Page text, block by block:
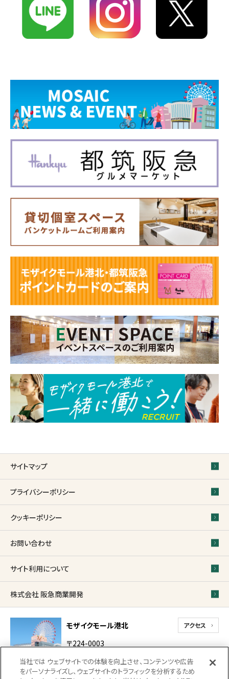
サイトマップ
プライバシーポリシー
クッキーポリシー
お問い合わせ
サイト利用について
株式会社 阪急商業開発
モザイクモール港北 アクセス
〒224-0003
中川中央1-31-1-2
当社では ウェブサイトでの体験を向上させ、コンテンツや広告
をパーソナライズし、ウェブサイトのトラフィックを分析するため